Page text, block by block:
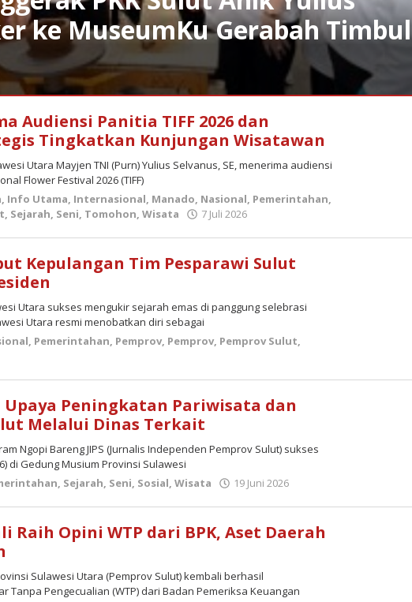
ke MuseumKu Gerabah Timbul
Audiensi Panitia TIFF 2026 dan
Tingkatkan Kunjungan Wisatawan
Utara Mayjen TNI (Purn) Yulius Selvanus, SE, menerima audiensi
Flower Festival 2026 (TIFF)
, Info Utama, Internasional, Manado, Nasional, Pemerintahan,
, Sejarah, Seni, Tomohon, Wisata 7 Juli 2026
Kepulangan Tim Pesparawi Sulut
Utara sukses mengukir sejarah emas di panggung selebrasi
Utara resmi menobatkan diri sebagai
, Pemerintahan, Pemprov, Pemprov, Pemprov Sulut,
Upaya Peningkatan Pariwisata dan
Melalui Dinas Terkait
Ngopi Bareng JIPS (Jurnalis Independen Pemprov Sulut) sukses
di Gedung Musium Provinsi Sulawesi
, Sejarah, Seni, Sosial, Wisata 19 Juni 2026
Raih Opini WTP dari BPK, Aset Daerah
Sulawesi Utara (Pemprov Sulut) kembali berhasil
Pengecualian (WTP) dari Badan Pemeriksa Keuangan